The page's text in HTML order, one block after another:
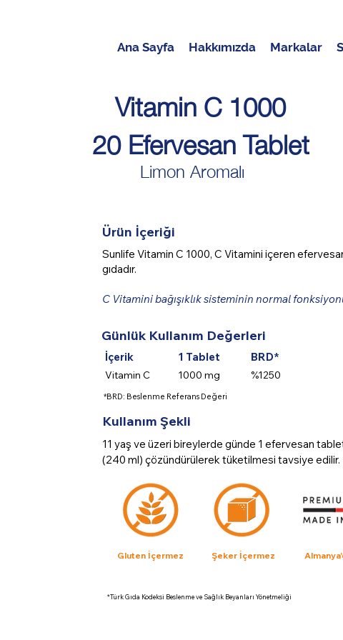
Ana Sayfa Hakkımızda Markalar
Vitamin C 1000
20 Efervesan Tablet
Limon Aromalı
Ürün İçeriği
Sunlife Vitamin C 1000, C Vitamini içeren
gıdadır.
C Vitamini bağışıklık sisteminin normal
Günlük Kullanım Değerleri
İçerik 1 Tablet BRD*
Vitamin C 1000 mg %1250
*BRD: Beslenme Referans Değeri
Kullanım Şekli
11 yaş ve üzeri bireylerde günde 1 efervesan
(240 ml) çözündürülerek tüketilmesi tavsiye edilir.
Gluten İçermez Şeker İçermez
*Türk Gıda Kodeksi Beslenme ve Sağlık Beyanları Yönetmeliği